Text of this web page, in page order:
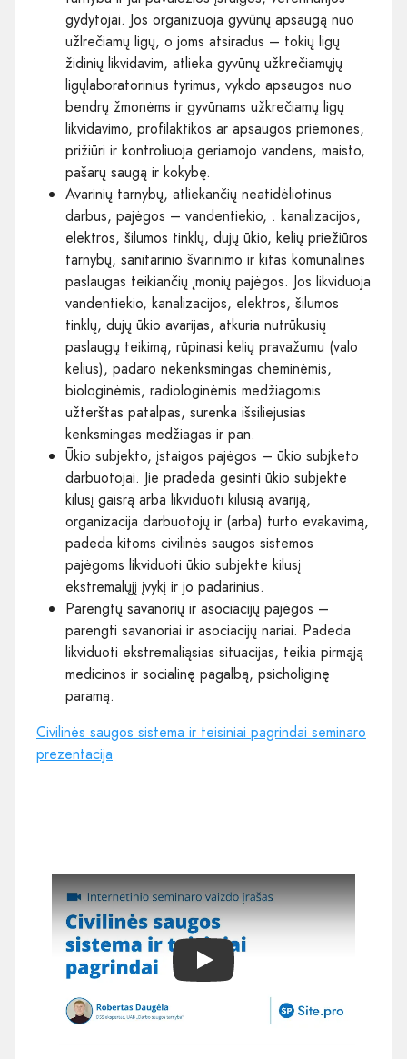
gydytojai. Jos organizuoja gyvūnų apsaugą nuo
užlrečiamų ligų, o joms atsiradus – tokių ligų
židinių likvidavim, atlieka gyvūnų užkrečiamųjų
ligųlaboratorinius tyrimus, vykdo apsaugos nuo
bendrų žmonėms ir gyvūnams užkrečiamų ligų
likvidavimo, profilaktikos ar apsaugos priemones,
prižiūri ir kontroliuoja geriamojo vandens, maisto,
pašarų saugą ir kokybę.
Avarinių tarnybų, atliekančių neatidėliotinus
darbus, pajėgos – vandentiekio, . kanalizacijos,
elektros, šilumos tinklų, dujų ūkio, kelių priežiūros
tarnybų, sanitarinio švarinimo ir kitas komunalines
paslaugas teikiančių įmonių pajėgos. Jos likviduoja
vandentiekio, kanalizacijos, elektros, šilumos
tinklų, dujų ūkio avarijas, atkuria nutrūkusių
paslaugų teikimą, rūpinasi kelių pravažumu (valo
kelius), padaro nekenksmingas cheminėmis,
biologinėmis, radiologinėmis medžiagomis
užterštas patalpas, surenka išsiliejusias
kenksmingas medžiagas ir pan.
Ūkio subjekto, įstaigos pajėgos – ūkio subjketo
darbuotojai. Jie pradeda gesinti ūkio subjekte
kilusį gaisrą arba likviduoti kilusią avariją,
organizacija darbuotojų ir (arba) turto evakavimą,
padeda kitoms civilinės saugos sistemos
pajėgoms likviduoti ūkio subjekte kilusį
ekstremalųjį įvykį ir jo padarinius.
Parengtų savanorių ir asociacijų pajėgos –
parengti savanoriai ir asociacijų nariai. Padeda
likviduoti ekstremaliąsias situacijas, teikia pirmąją
medicinos ir socialinę pagalbą, psicholiginę
paramą.
Civilinės saugos sistema ir teisiniai pagrindai seminaro
prezentacija
Play